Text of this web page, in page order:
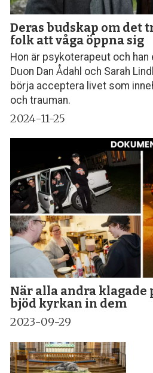
Deras budskap om det
folk att våga öppna sig
Hon är psykoterapeut och
Duon Dan Ådahl och Sarah
börja acceptera livet som
och trauman.
2024-11-25
När alla andra klagade
bjöd kyrkan in dem
2023-09-29